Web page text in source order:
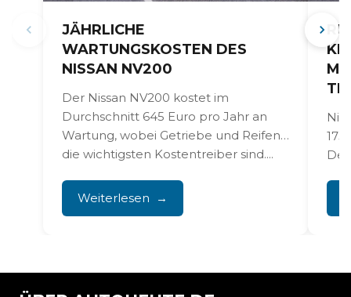
JÄHRLICHE
WARTUNGSKOSTEN DES
NISSAN NV200
Der Nissan NV200 kostet im
Durchschnitt 645 Euro pro Jahr an
Wartung, wobei Getriebe und Reifen
die wichtigsten Kostentreiber sind....
Weiterlesen